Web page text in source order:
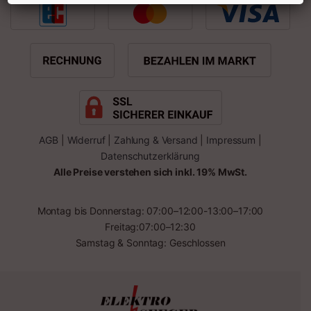
AGB Widerruf| Zahlung & Versand Impressum
Datenschutzerklärung
Alle Preise verstehen sich inkl. 19% MwSt.
Montag bis Donnerstag: 07:00–12:00-13:00–17:00
Freitag:07:00–12:30
Samstag & Sonntag: Geschlossen